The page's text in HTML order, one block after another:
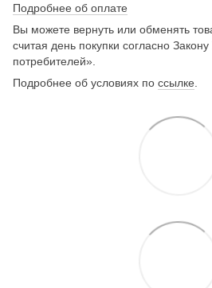
Подробнее об оплате
Вы можете вернуть или обменять
считая день покупки согласно
потребителей».
Подробнее об условиях по ссылке